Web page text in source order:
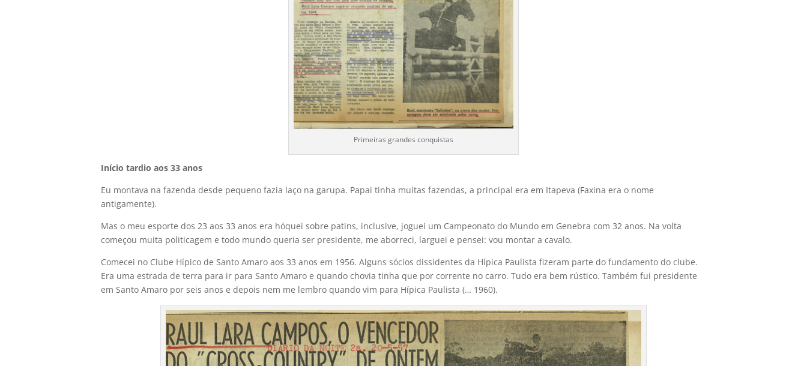
Primeiras grandes conquistas
Início tardio aos 33 anos
Eu montava na fazenda desde pequeno fazia laço na garupa. Papai tinha muitas fazendas, a principal era em Itapeva (Faxina era o nome
antigamente).
Mas o meu esporte dos 23 aos 33 anos era hóquei sobre patins, inclusive, joguei um Campeonato do Mundo em Genebra com 32 anos. Na volta
começou muita politicagem e todo mundo queria ser presidente, me aborreci, larguei e pensei: vou montar a cavalo.
Comecei no Clube Hípico de Santo Amaro aos 33 anos em 1956. Alguns sócios dissidentes da Hípica Paulista fizeram parte do fundamento do clube.
Era uma estrada de terra para ir para Santo Amaro e quando chovia tinha que por corrente no carro. Tudo era bem rústico. Também fui presidente
em Santo Amaro por seis anos e depois nem me lembro quando vim para Hípica Paulista (… 1960).